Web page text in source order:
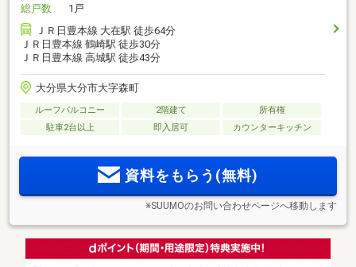
総戸数
1戸
ＪＲ日豊本線 大在駅 徒歩64分
ＪＲ日豊本線 鶴崎駅 徒歩30分
ＪＲ日豊本線 高城駅 徒歩43分
大分県大分市大字森町
ルーフバルコニー 2階建て
所有権
駐車2台以上
即入居可 カウンターキッチン
資料をもらう(無料)
※SUUMOのお問い合わせページへ移動します